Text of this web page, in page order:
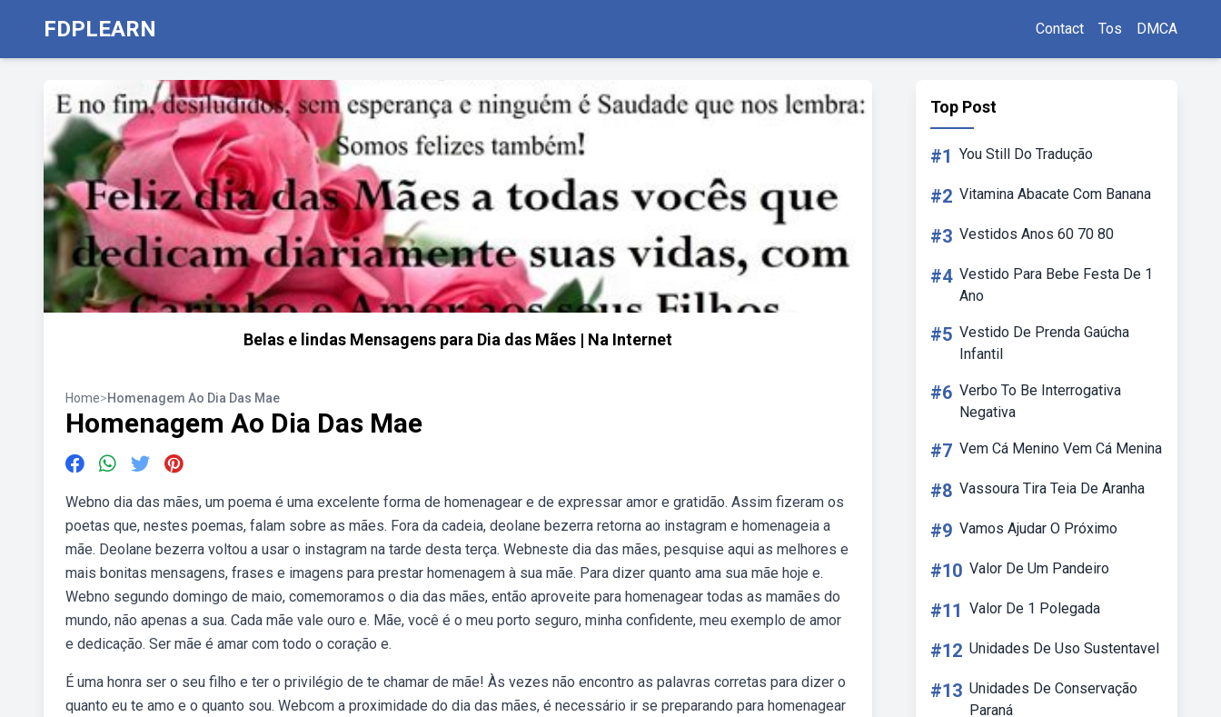
FDPLEARN Contact Tos DMCA
Belas e lindas Mensagens para Dia das Mães | Na Internet
Home>Homenagem Ao Dia Das Mae
Homenagem Ao Dia Das Mae
Webno dia das mães, um poema é uma excelente forma de homenagear e de expressar amor e gratidão. Assim fizeram os
poetas que, nestes poemas, falam sobre as mães. Fora da cadeia, deolane bezerra retorna ao instagram e homenageia a
mãe. Deolane bezerra voltou a usar o instagram na tarde desta terça. Webneste dia das mães, pesquise aqui as melhores e
mais bonitas mensagens, frases e imagens para prestar homenagem à sua mãe. Para dizer quanto ama sua mãe hoje e.
Webno segundo domingo de maio, comemoramos o dia das mães, então aproveite para homenagear todas as mamães do
mundo, não apenas a sua. Cada mãe vale ouro e. Mãe, você é o meu porto seguro, minha confidente, meu exemplo de amor
e dedicação. Ser mãe é amar com todo o coração e.
É uma honra ser o seu filho e ter o privilégio de te chamar de mãe! Às vezes não encontro as palavras corretas para dizer o
quanto eu te amo e o quanto sou. Webcom a proximidade do dia das mães, é necessário ir se preparando para homenagear
Top Post
#1 You Still Do Tradução
#2 Vitamina Abacate Com Banana
#3 Vestidos Anos 60 70 80
#4 Vestido Para Bebe Festa De 1
Ano
#5 Vestido De Prenda Gaúcha
Infantil
#6 Verbo To Be Interrogativa
Negativa
#7 Vem Cá Menino Vem Cá Menina
#8 Vassoura Tira Teia De Aranha
#9 Vamos Ajudar O Próximo
#10 Valor De Um Pandeiro
#11 Valor De 1 Polegada
#12 Unidades De Uso Sustentavel
#13 Unidades De Conservação
Paraná